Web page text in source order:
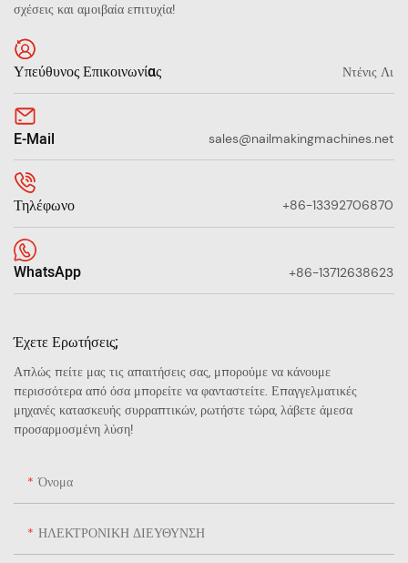
σχέσεις και αμοιβαία επιτυχία!
Υπεύθυνος Επικοινωνίας Ντένις Λι
E-Mail sales@nailmakingmachines.net
Τηλέφωνο +86-13392706870
WhatsApp +86-13712638623
Έχετε Ερωτήσεις;
Απλώς πείτε μας τις απαιτήσεις σας, μπορούμε να κάνουμε
περισσότερα από όσα μπορείτε να φανταστείτε. Επαγγελματικές
μηχανές κατασκευής συρραπτικών, ρωτήστε τώρα, λάβετε άμεσα
προσαρμοσμένη λύση!
Όνομα
ΗΛΕΚΤΡΟΝΙΚΗ ΔΙΕΥΘΥΝΣΗ